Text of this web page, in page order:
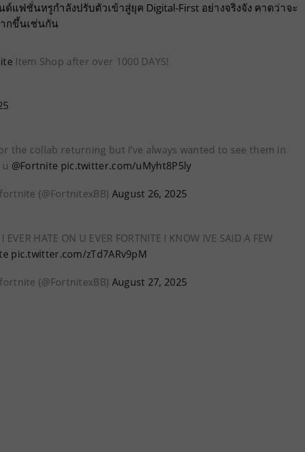
ฟชั่นหรูกำลังปรับตัวเข้าสู่ยุค Digital-First อย่างจริงจัง คาดว่าจะ
กขึ้นเช่นกัน
Item Shop after over 1000 DAYS!
the collab returning but i’ve always wanted to see them in
@Fortnite pic.twitter.com/uMyht8P5ly
(@FortnitexBB) August 26, 2025
HATE ON U EVER FORTNITE I KNOW IVE SAID A FEW
pic.twitter.com/zTd7ARv9pM
(@FortnitexBB) August 27, 2025